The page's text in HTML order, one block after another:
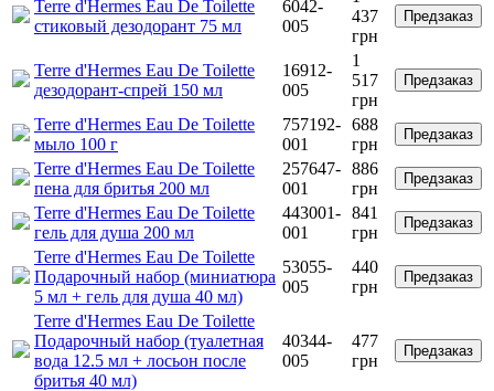
Terre d'Hermes Eau De Toilette
стиковый дезодорант 75 мл
6042-
005
437
грн
Предзаказ
Terre d'Hermes Eau De Toilette
дезодорант-спрей 150 мл
16912-
005
1
517
грн
Предзаказ
Terre d'Hermes Eau De Toilette
мыло 100 г
757192-
001
688
грн
Предзаказ
Terre d'Hermes Eau De Toilette
пена для бритья 200 мл
257647-
001
886
грн
Предзаказ
Terre d'Hermes Eau De Toilette
гель для душа 200 мл
443001-
001
841
грн
Предзаказ
Terre d'Hermes Eau De Toilette
Подарочный набор (миниатюра
5 мл + гель для душа 40 мл)
53055-
005
440
грн
Предзаказ
Terre d'Hermes Eau De Toilette
Подарочный набор (туалетная
вода 12.5 мл + лосьон после
бритья 40 мл)
40344-
005
477
грн
Предзаказ